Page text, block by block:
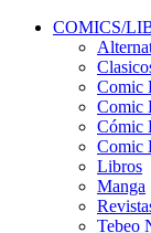
COMICS/
Comic
Comic
Cómic
Comic
Libros
Manga
Tebeo